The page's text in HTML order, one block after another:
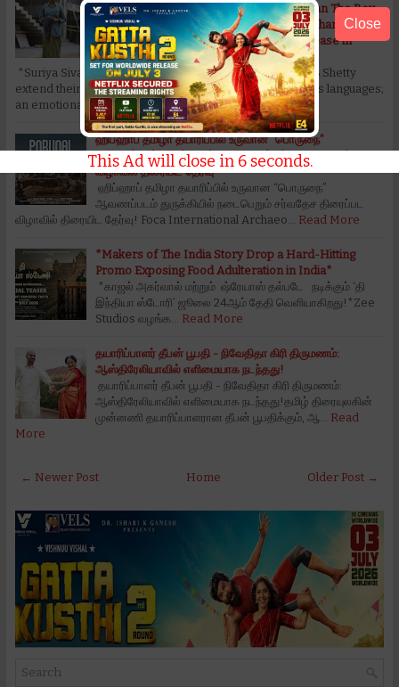
B.Shetty extend their warm wishes to Balan The Boy
trailer across languages; an emotionally charged
journey of identity and survival set to release in
theatres on 19th June*
*Suriya Sivakumar,Ajay Devgn,Naga Chaitanya and Raj B.Shetty
extend their warm wishes to Balan The Boy trailer across languages;
an emotionally … Read More
ஹிப்ஹாப் தமிழா தயாரிப்பில் உருவான “பொருநை”
ஆவணப்படம் துருக்கியில் நடைபெறும் சர்வதேச திரைப்பட
விழாவில் திரையிட தேர்வு
ஹிப்ஹாப் தமிழா தயாரிப்பில் உருவான “பொருநை”
ஆவணப்படம் துருக்கியில் நடைபெறும் சர்வதேச திரைப்பட
விழாவில் திரையிட தேர்வு! Foca International Archaeo…
Read More
*Makers of The India Story Drop a Hard-Hitting
Promo Exposing Food Adulteration in India*
*காஜல் அகர்வால் மற்றும் ஷ்ரேயாஸ் தல்படே நடிக்கும் ‘தி
இந்தியா ஸ்டோரி’ ஜூலை 24ஆம் தேதி வெளியாகிறது!*Zee
Studios வழங்க…
Read More
தயாரிப்பாளர் தீபன் பூபதி - நிவேதிதா கிரி திருமணம்:
ஆஸ்திரேலியாவில் எளிமையாக நடந்தது!
தயாரிப்பாளர் தீபன் பூபதி - நிவேதிதா கிரி திருமணம்:
ஆஸ்திரேலியாவில் எளிமையாக நடந்தது!தமிழ் திரையுலகின்
முன்னணி தயாரிப்பாளரான தீபன் பூபதிக்கும், ஆ…
Read
More
← Newer Post Older Post →
Home
Close
This Ad will close in 5seconds.